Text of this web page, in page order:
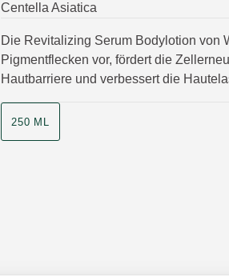
Centella Asiatica
Die Revitalizing Serum Bodylotion von
Pigmentflecken vor, fördert die
Hautbarriere und verbessert die
250 ML